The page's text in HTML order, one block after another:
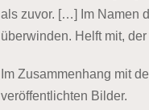
als zuvor. […] Im Namen
überwinden. Helft mit,
Im Zusammenhang mit
veröffentlichten Bilder.